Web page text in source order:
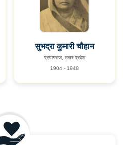
सुभद्रा कुमारी चौहान
प्रयागराज, उत्तर प्रदेश
1904 - 1948